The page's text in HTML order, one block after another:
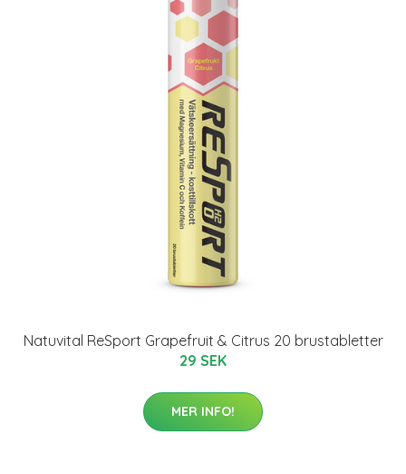
Natuvital ReSport Grapefruit & Citrus 20 brustabletter
29 SEK
MER INFO!